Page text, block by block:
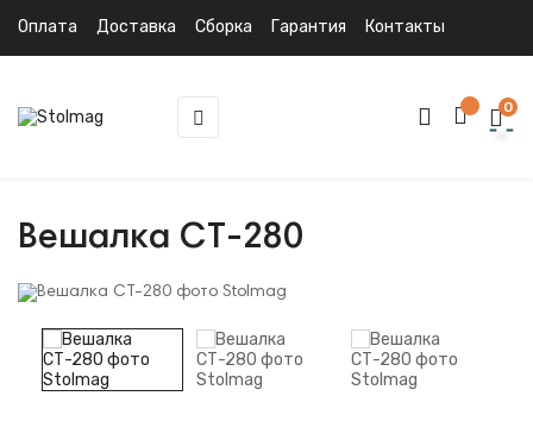
Оплата Доставка Сборка Гарантия Контакты
Toggle
navigation
☰ 0
Вешалка СТ-280